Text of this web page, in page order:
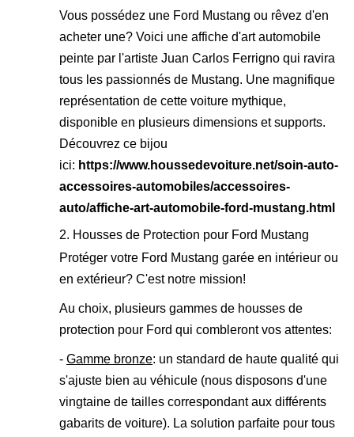
Vous possédez une Ford Mustang ou rêvez d'en
acheter une? Voici une affiche d'art automobile
peinte par l'artiste Juan Carlos Ferrigno qui ravira
tous les passionnés de Mustang. Une magnifique
représentation de cette voiture mythique,
disponible en plusieurs dimensions et supports.
Découvrez ce bijou
ici: https://www.houssedevoiture.net/soin-auto-
accessoires-automobiles/accessoires-
auto/affiche-art-automobile-ford-mustang.html
2. Housses de Protection pour Ford Mustang
Protéger votre Ford Mustang garée en intérieur ou
en extérieur? C'est notre mission!
Au choix, plusieurs gammes de housses de
protection pour Ford qui combleront vos attentes:
- Gamme bronze: un standard de haute qualité qui
s'ajuste bien au véhicule (nous disposons d'une
vingtaine de tailles correspondant aux différents
gabarits de voiture). La solution parfaite pour tous